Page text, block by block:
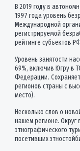
В 2019 году в
1997 года уровень
Международной
регистрируемой
рейтинге субъектов
Уровень занятости
69%, включив Югру в
Федерации.
регионов страны с
место).
Несколько слов о
нашем регионе. Округ
этнографического
посетивших